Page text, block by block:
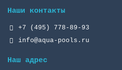
Наши контакты
+7 (495) 778-89-93
info@aqua-pools.ru
Наш адрес